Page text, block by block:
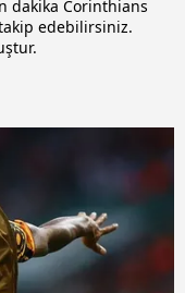
dakika Corinthians
edebilirsiniz.